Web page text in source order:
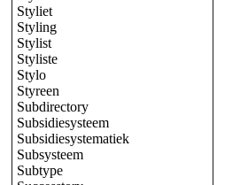
Styliet
Styling
Stylist
Styliste
Stylo
Styreen
Subdirectory
Subsidiesysteem
Subsidiesystematiek
Subsysteem
Subtype